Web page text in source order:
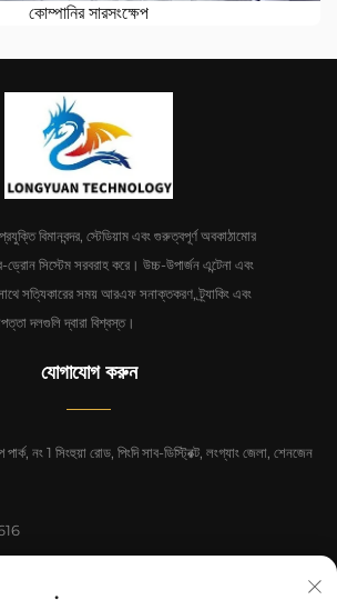
কোম্পানির সারসংক্ষেপ
বিমানবন্দর, স্টেডিয়াম এবং গুরুত্বপূর্ণ অবকাঠামোর
ড্রোন সিস্টেম সরবরাহ করে। উচ্চ-উপার্জন এন্টেনা এবং
সত্যিকারের সময় আরএফ সনাক্তকরণ, ট্র্যাকিং এবং
দলগুলি দ্বারা বিশ্বস্ত।
যোগাযোগ করুন
পার্ক, নং 1 সিংহুয়া রোড, পিংদি সাব-ডিস্ট্রিক্ট, লংগ্যাং জেলা, শেনজেন